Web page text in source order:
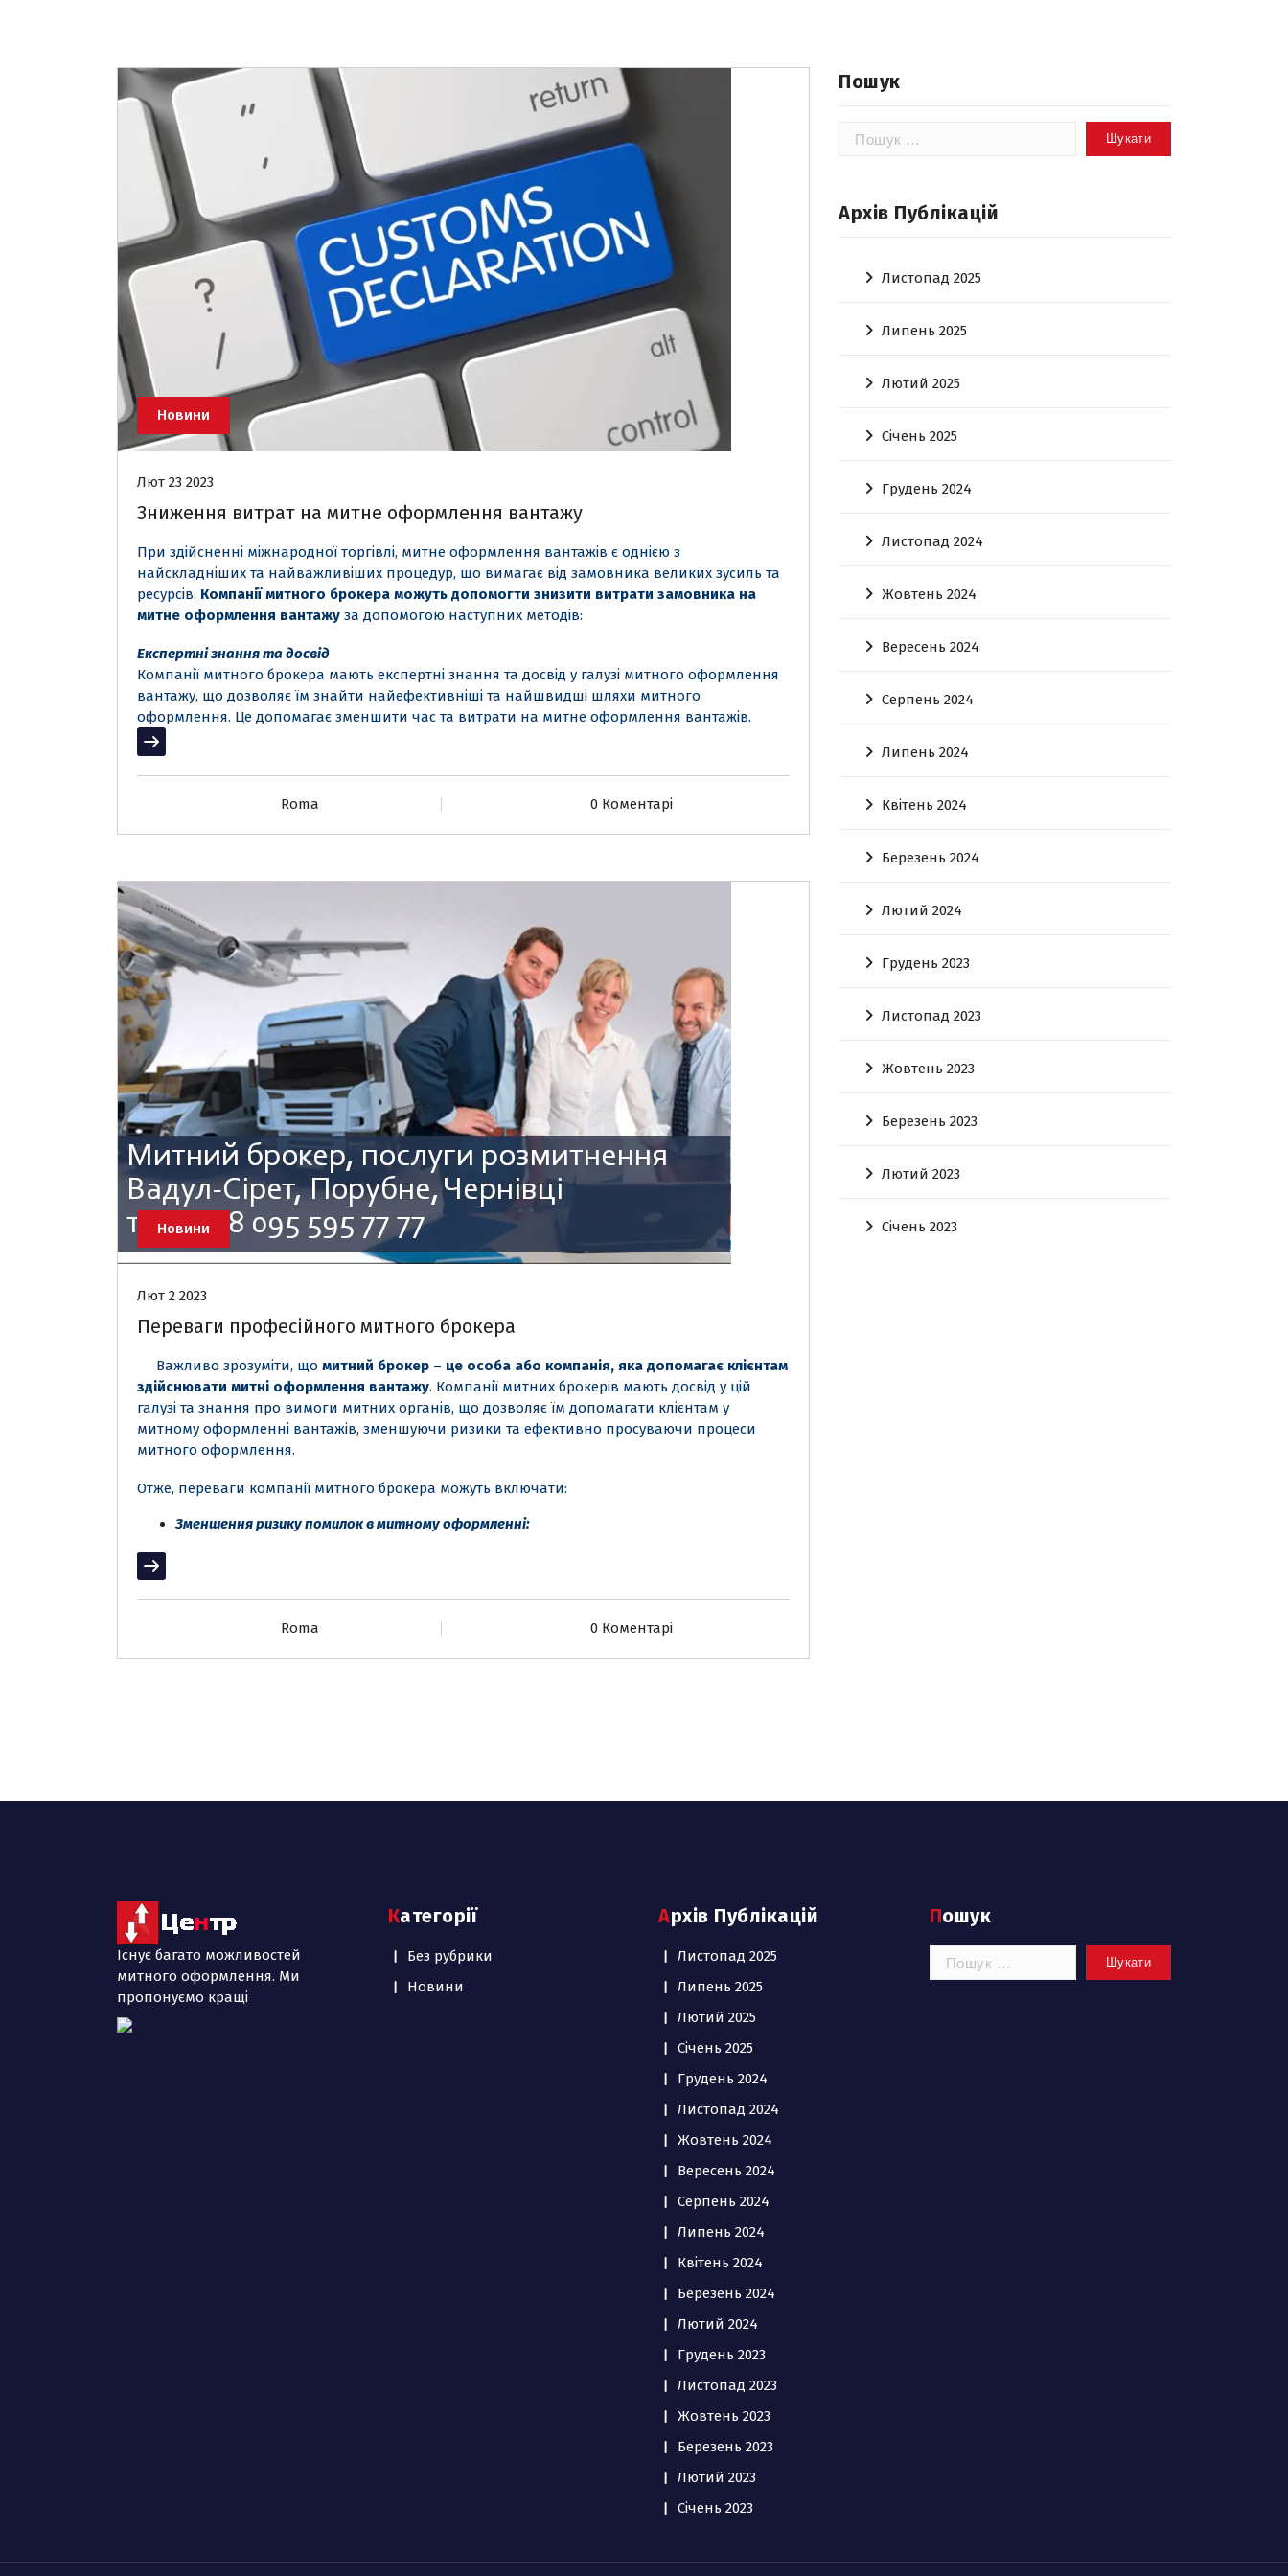
Новини
Лют 23 2023
Зниження витрат на митне оформлення вантажу
При здійсненні міжнародної торгівлі, митне оформлення вантажів є однією з
найскладніших та найважливіших процедур, що вимагає від замовника великих зусиль та
ресурсів. Компанії митного брокера можуть допомогти знизити витрати замовника на
митне оформлення вантажу за допомогою наступних методів:
Експертні знання та досвід
Компанії митного брокера мають експертні знання та досвід у галузі митного оформлення
вантажу, що дозволяє їм знайти найефективніші та найшвидші шляхи митного
оформлення. Це допомагає зменшити час та витрати на митне оформлення вантажів.
Читати далі
Roma 0 Коментарі
Новини
Лют 2 2023
Переваги професійного митного брокера
Важливо зрозуміти, що митний брокер – це особа або компанія, яка допомагає клієнтам
здійснювати митні оформлення вантажу. Компанії митних брокерів мають досвід у цій
галузі та знання про вимоги митних органів, що дозволяє їм допомагати клієнтам у
митному оформленні вантажів, зменшуючи ризики та ефективно просуваючи процеси
митного оформлення.
Отже, переваги компанії митного брокера можуть включати:
Зменшення ризику помилок в митному оформленні:
Читати далі
Roma 0 Коментарі
Пошук
Пошук:
Архів Публікацій
Листопад 2025
Липень 2025
Лютий 2025
Січень 2025
Грудень 2024
Листопад 2024
Жовтень 2024
Вересень 2024
Серпень 2024
Липень 2024
Квітень 2024
Березень 2024
Лютий 2024
Грудень 2023
Листопад 2023
Жовтень 2023
Березень 2023
Лютий 2023
Січень 2023
Існує багато можливостей
митного оформлення. Ми
пропонуємо кращі
Категорії
Без рубрики
Новини
Архів Публікацій
Листопад 2025
Липень 2025
Лютий 2025
Січень 2025
Грудень 2024
Листопад 2024
Жовтень 2024
Вересень 2024
Серпень 2024
Липень 2024
Квітень 2024
Березень 2024
Лютий 2024
Грудень 2023
Листопад 2023
Жовтень 2023
Березень 2023
Лютий 2023
Січень 2023
Пошук
Пошук: